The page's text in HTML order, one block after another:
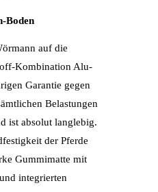
Boden
auf die
Kombination Alu-
Garantie gegen
Belastungen
ist absolut langlebig.
der Pferde
Gummimatte mit
integrierten